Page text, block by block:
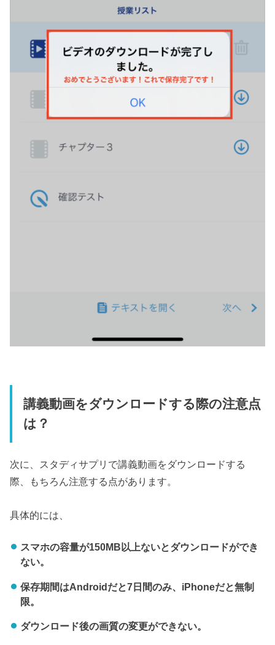
講義動画をダウンロードする際の注意点
は？
次に、スタディサプリで講義動画をダウンロードする
際、もちろん注意する点があります。
具体的には、
スマホの容量が150MB以上ないとダウンロードができ
ない。
保存期間はAndroidだと7日間のみ、iPhoneだと無制
限。
ダウンロード後の画質の変更ができない。